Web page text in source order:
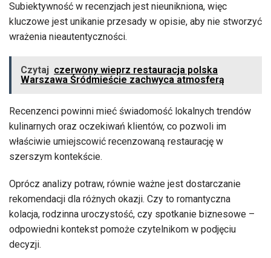
Subiektywność w recenzjach jest nieunikniona, więc
kluczowe jest unikanie przesady w opisie, aby nie stworzyć
wrażenia nieautentyczności.
Czytaj czerwony wieprz restauracja polska
Warszawa Śródmieście zachwyca atmosferą
Recenzenci powinni mieć świadomość lokalnych trendów
kulinarnych oraz oczekiwań klientów, co pozwoli im
właściwie umiejscowić recenzowaną restaurację w
szerszym kontekście.
Oprócz analizy potraw, równie ważne jest dostarczanie
rekomendacji dla różnych okazji. Czy to romantyczna
kolacja, rodzinna uroczystość, czy spotkanie biznesowe –
odpowiedni kontekst pomoże czytelnikom w podjęciu
decyzji.